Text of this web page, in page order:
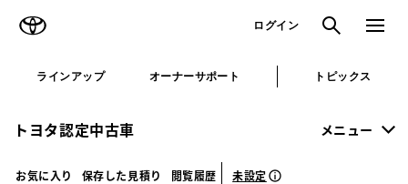
ログイン 検索 メニュ
ラインアップ オーナーサポート トピックス
トヨタ認定中古車 メニュー
お気に入り 保存した見積り 閲覧履歴 未設定